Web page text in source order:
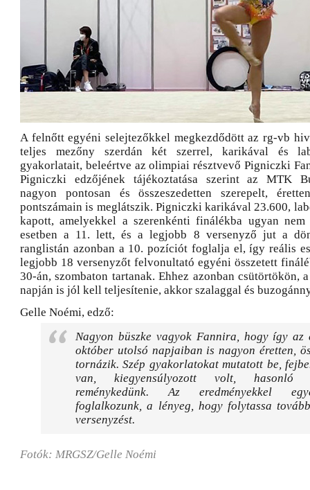
A felnőtt egyéni selejtezőkkel megkezdődött az rg-vb
teljes mezőny szerdán két szerrel, karikával és
gyakorlatait, beleértve az olimpiai résztvevő Pigniczki
Pigniczki edzőjének tájékoztatása szerint az MTK
nagyon pontosan és összeszedetten szerepelt,
pontszámain is meglátszik. Pigniczki karikával 23.600,
kapott, amelyekkel a szerenkénti finálékba ugyan
esetben a 11. lett, és a legjobb 8 versenyző jut a
ranglistán azonban a 10. pozíciót foglalja el, így reális
legjobb 18 versenyzőt felvonultató egyéni összetett
30-án, szombaton tartanak. Ehhez azonban csütörtökön,
napján is jól kell teljesítenie, akkor szalaggal és
Gelle Noémi, edző:
Nagyon büszke vagyok Fannira, hogy így az
október utolsó napjaiban is nagyon éretten,
tornázik. Szép gyakorlatokat mutatott be,
van, kiegyensúlyozott volt, hasonló
reménykedünk. Az eredményekkel
foglalkozunk, a lényeg, hogy folytassa
versenyzést.
Fotók: MRGSZ/Gelle Noémi